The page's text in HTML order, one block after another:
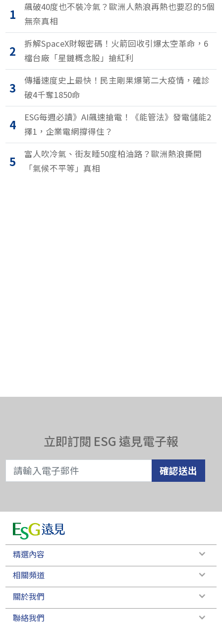
1
飆破40度也不裝冷氣？歐洲人熱浪再熱也要忍的5個
無奈真相
2
拆解SpaceX財報密碼！火箭回收引爆太空革命，6
檔台廠「星鏈概念股」搶紅利
3
傳播速度史上最快！民主剛果爆第二大疫情，確診
破4千奪1850命
4
ESG每週必讀》AI飆速搶電！《能管法》發電儲能2
擇1，企業電網撐得住？
5
富人吹冷氣、街友睡50度柏油路？歐洲熱浪撕開
「氣候不平等」真相
立即訂閱 ESG 遠見電子報
確認送出
精選內容
相關頻道
關於我們
聯絡我們